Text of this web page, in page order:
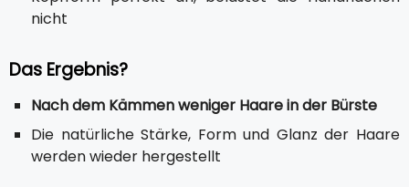
nicht
Das Ergebnis?
Nach dem Kämmen weniger Haare in der Bürste
Die natürliche Stärke, Form und Glanz der Haare
werden wieder hergestellt